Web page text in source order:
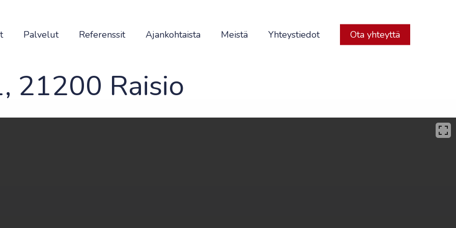
Palvelut Referenssit Ajankohtaista Meistä Yhteystiedot Ota yhteyttä
21200 Raisio